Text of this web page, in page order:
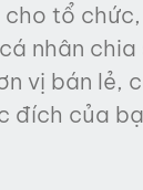
cho tổ
nhân chia
vị bán lẻ,
đích của